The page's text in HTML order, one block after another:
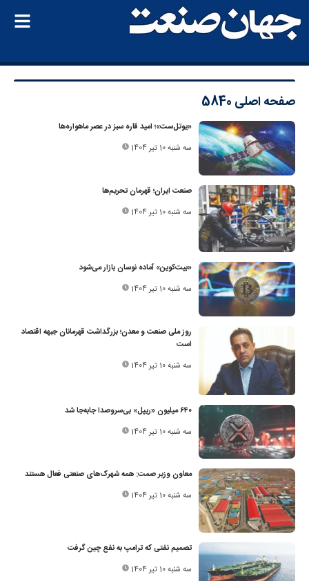
صفحه اصلی 5840
«یوتل‌ست»؛ امید قاره سبز در عصر ماهواره‌ها
سه شنبه 10 تیر 1404
صنعت ایران؛ قهرمان تحریم‌ها
سه شنبه 10 تیر 1404
«بیت‌کوین» آماده نوسان بازار می‌شود
سه شنبه 10 تیر 1404
روز ملی صنعت‌ و معدن؛ بزرگداشت قهرمانان جبهه اقتصاد
است
سه شنبه 10 تیر 1404
۶۴۰ میلیون «ریپل» بی‌سروصدا جابه‌جا شد
سه شنبه 10 تیر 1404
معاون وزیر صمت: همه شهرک‌های صنعتی فعال هستند
سه شنبه 10 تیر 1404
تصمیم نفتی که ترامپ به نفع چین گرفت
سه شنبه 10 تیر 1404